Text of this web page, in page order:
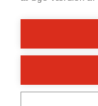
Cookie- og
General Terms &